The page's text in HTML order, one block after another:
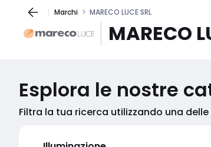
Marchi MARECO LUCE SRL
MARECO
Esplora le nostre
Filtra la tua ricerca utilizzando una